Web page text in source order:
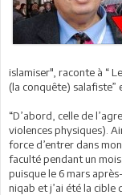
islamiser", raconte à “
(la conquête) salafiste”
“D’abord, celle de
violences physiques).
force d’entrer dans
faculté pendant un
puisque le 6 mars
niqab et j’ai été la cible